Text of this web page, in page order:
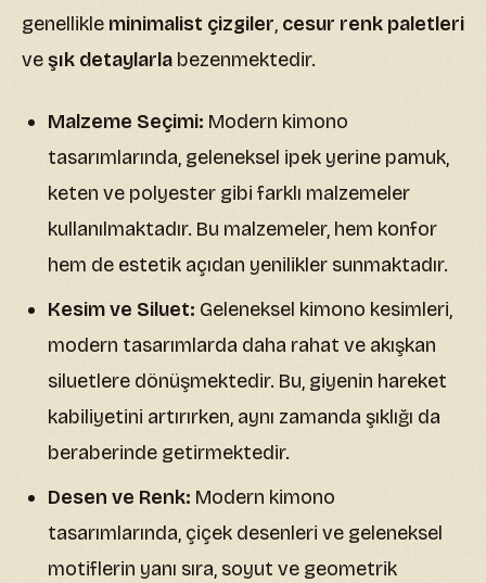
genellikle minimalist çizgiler, cesur renk paletleri
veşık detaylarla bezenmektedir.
Malzeme Seçimi: Modern kimono
tasarımlarında, geleneksel ipek yerine pamuk,
keten ve polyester gibi farklı malzemeler
kullanılmaktadır. Bu malzemeler, hem konfor
hem de estetik açıdan yenilikler sunmaktadır.
Kesim ve Siluet: Geleneksel kimono kesimleri,
modern tasarımlarda daha rahat ve akışkan
siluetlere dönüşmektedir. Bu, giyenin hareket
kabiliyetini artırırken, aynı zamanda şıklığı da
beraberinde getirmektedir.
Desen ve Renk: Modern kimono
tasarımlarında, çiçek desenleri ve geleneksel
motiflerin yanı sıra, soyut ve geometrik